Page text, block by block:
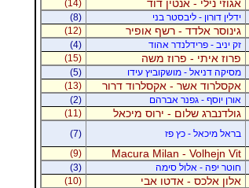
אגוזי נילי - אנטין דוד (14)
ידלין דורון - ליבסטר בני
(8)
גינוסר אלדד - רשף אופיר
(12)
זק יניב - פרידלנדר אהוד
(4)
פרוז איתי - פרוז משה
(15)
מסיקה דניאל - מושקוביץ עידו
(5)
אקסלרוד אשר - אקסלרוד דרור
(13)
אורן יוסף - גפנר אברהם
(2)
גולדנברג שלום - ירוס מיכאל (11)
בראל מיכאל - כץ פז
(7)
Macura Milan - Volhejn Vit
(9)
חוטר יפה - אלול סימה
(3)
אלון אלכס - אדטו אבי (10)